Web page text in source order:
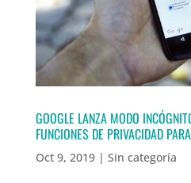
GOOGLE LANZA MODO
FUNCIONES DE PRIVACIDAD
Oct 9, 2019| Sin categoría